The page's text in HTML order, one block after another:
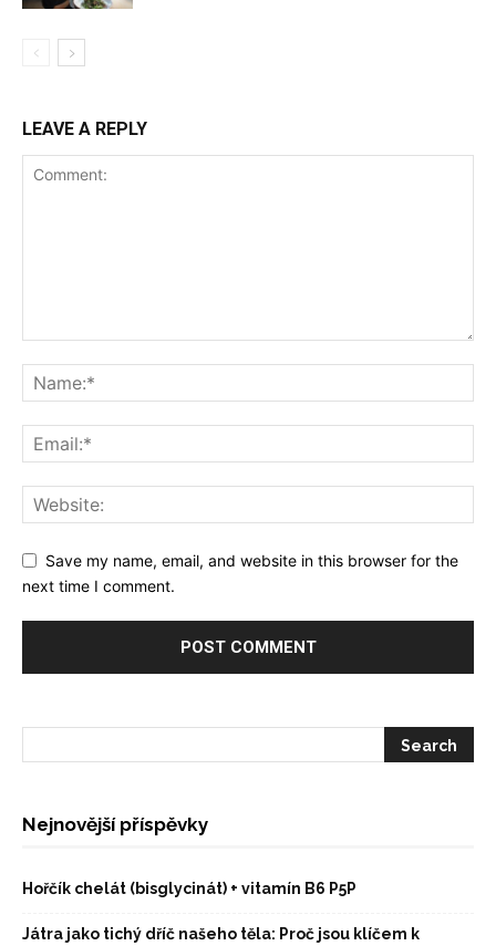
LEAVE A REPLY
Save my name, email, and website in this browser for the
next time I comment.
Nejnovější příspěvky
Hořčík chelát (bisglycinát) + vitamín B6 P5P
Játra jako tichý dříč našeho těla: Proč jsou klíčem k